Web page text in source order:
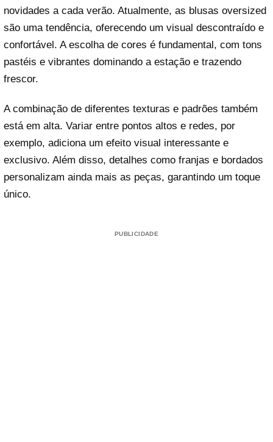
novidades a cada verão. Atualmente, as blusas oversized
são uma tendência, oferecendo um visual descontraído e
confortável. A escolha de cores é fundamental, com tons
pastéis e vibrantes dominando a estação e trazendo
frescor.
A combinação de diferentes texturas e padrões também
está em alta. Variar entre pontos altos e redes, por
exemplo, adiciona um efeito visual interessante e
exclusivo. Além disso, detalhes como franjas e bordados
personalizam ainda mais as peças, garantindo um toque
único.
PUBLICIDADE